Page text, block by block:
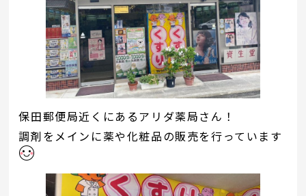
保田郵便局近くにあるアリダ薬局さん！
調剤をメインに薬や化粧品の販売を行っています